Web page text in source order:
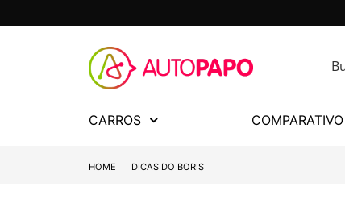
CARROS COMPARATIVO
HOME DICAS DO BORIS